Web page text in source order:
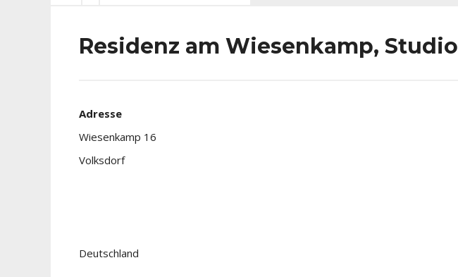
Residenz am Wiesenkamp, Studio
Adresse
Wiesenkamp 16
Volksdorf
Deutschland